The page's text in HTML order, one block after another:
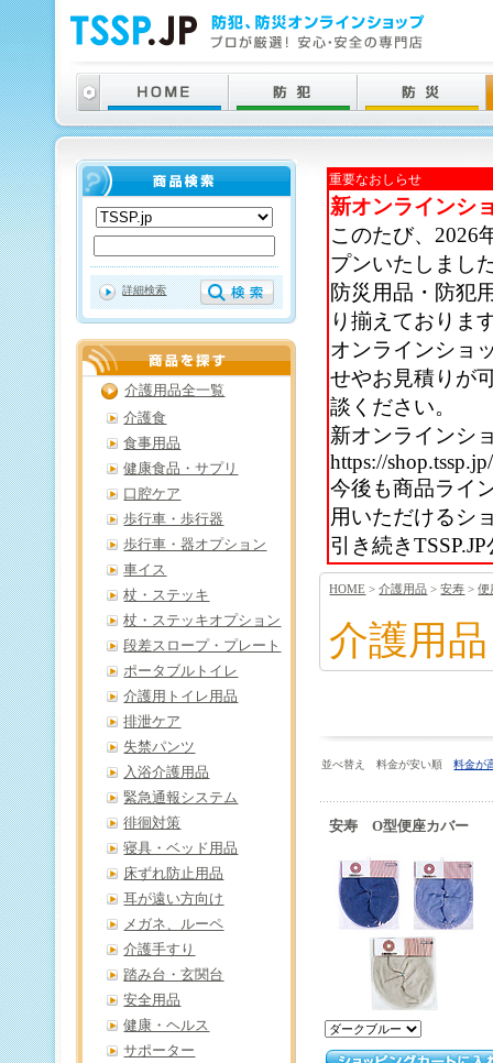
重要なおしらせ
新オンラインシ
このたび、2026
プンいたしまし
防災用品・防犯
り揃えておりま
オンラインショ
せやお見積りが
談ください。
新オンラインシ
https://shop.tssp.jp/
今後も商品ライ
用いただけるシ
引き続き
HOME >介護用品 >安寿 >便
介護用品
並べ替え 料金が安い順料金が
安寿 O型便座カバー
詳細検索
介護用品全一覧
介護食
食事用品
健康食品・サプリ
口腔ケア
歩行車・歩行器
歩行車・器オプション
車イス
杖・ステッキ
杖・ステッキオプション
段差スロープ・プレート
ポータブルトイレ
介護用トイレ用品
排泄ケア
失禁パンツ
入浴介護用品
緊急通報システム
徘徊対策
寝具・ベッド用品
床ずれ防止用品
耳が遠い方向け
メガネ、ルーペ
介護手すり
踏み台・玄関台
安全用品
健康・ヘルス
サポーター